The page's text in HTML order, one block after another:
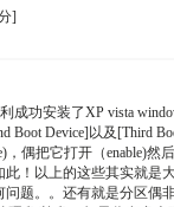
]
功安装了XP vista
Device]以及[Third
偶把它打开（enable)然
！以上的这些其实就是
题。。还有就是分区偶